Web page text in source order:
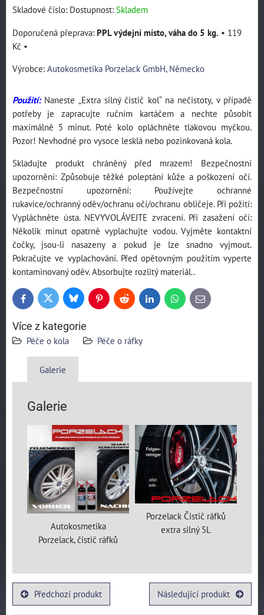
Skladové číslo: Dostupnost: Skladem
PPL výdejní místo, váha do 5 kg. • 119
Kč •
Výrobce: Autokosmetika Porzelack GmbH, Německo
Použití:Naneste „Extra silný čistič kol“ na nečistoty, v případě
potřeby je zapracujte ručním kartáčem a nechte působit
maximálně 5 minut. Poté kolo opláchněte tlakovou myčkou.
Pozor! Nevhodné pro vysoce lesklá nebo pozinkovaná kola.
Skladujte produkt chráněný před mrazem! Bezpečnostní
upozornění: Způsobuje těžké poleptání kůže a poškození očí.
Bezpečnostní upozornění: Používejte ochranné
rukavice/ochranný oděv/ochranu očí/ochranu obličeje. Při požití:
Vypláchněte ústa. NEVYVOLÁVEJTE zvracení. Při zasažení očí:
Několik minut opatrně vyplachujte vodou. Vyjměte kontaktní
čočky, jsou-li nasazeny a pokud je lze snadno vyjmout.
Pokračujte ve vyplachování. Před opětovným použitím vyperte
kontaminovaný oděv. Absorbujte rozlitý materiál..
FacebookTwitter BlueskyPinterestReddit LinkedInWhatsApp
E-
mail
Více z kategorie
Péče o kola Péče o ráfky
Galerie
Galerie
Autokosmetika
Porzelack, čistič ráfků
Porzelack Čistič ráfků
extra silný 5L
Předchozí produkt Následující produkt